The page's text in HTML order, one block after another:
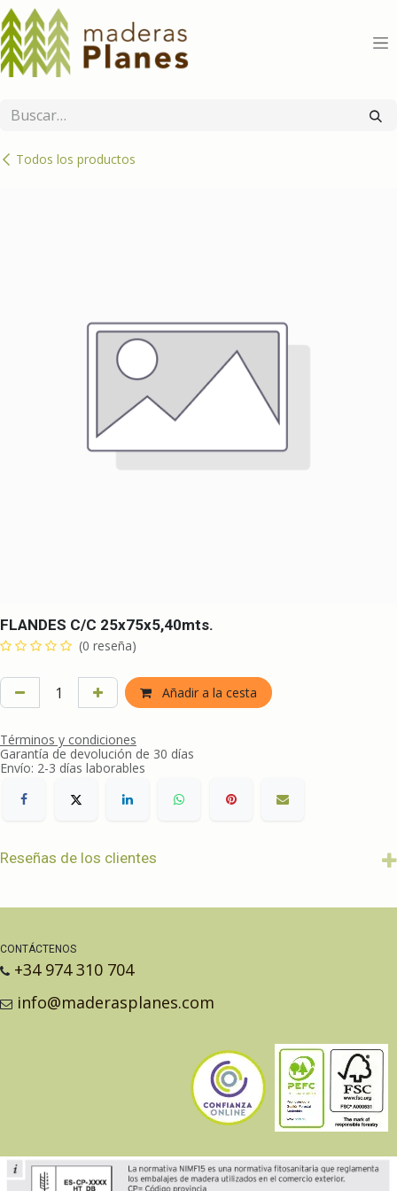
Ir al contenido
Todos los productos
FLANDES C/C 25x75x5,40mts.
(0 reseña)
Añadir a la cesta
Términos y condiciones
Garantía de devolución de 30 días
Envío: 2-3 días laborables
Reseñas de los clientes
CONTÁCTENOS
+34 974 310 704
info@maderasplanes.com